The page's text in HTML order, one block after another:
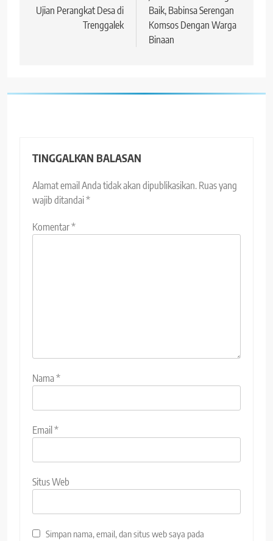
Ujian Perangkat Desa di
Trenggalek
Baik, Babinsa Serengan
Komsos Dengan Warga
Binaan
TINGGALKAN BALASAN
Alamat email Anda tidak akan dipublikasikan. Ruas yang
wajib ditandai*
Komentar*
Nama*
Email*
Situs Web
Simpan nama, email, dan situs web saya pada